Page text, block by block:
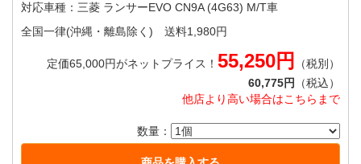
対応車種：三菱 ランサーEVO CN9A (4G63) M/T車
全国一律(沖縄・離島除く) 送料1,980円
定価65,000円がネットプライス！ 55,250円
（税別）
60,775円
（税込）
他店より高い場合はこちらまで
数量：